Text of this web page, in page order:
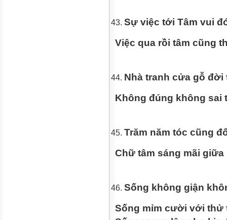
Sự việc tới Tâm vui
Việc qua rồi tâm cũng
Nhà tranh cửa gỗ đời
Không đúng không sai
Trăm năm tóc cũng
Chữ tâm sáng mãi
Sống không giận
Sống mỉm cười với thử